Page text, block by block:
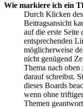
Wie markiere ich ein
Durch Klicken
Beitragsansicht
auf die erste Seite
entsprechenden
möglicherweise
nicht genügend
Thema nach
darauf schreibst.
dieses Boards
wenn ohne
Themen